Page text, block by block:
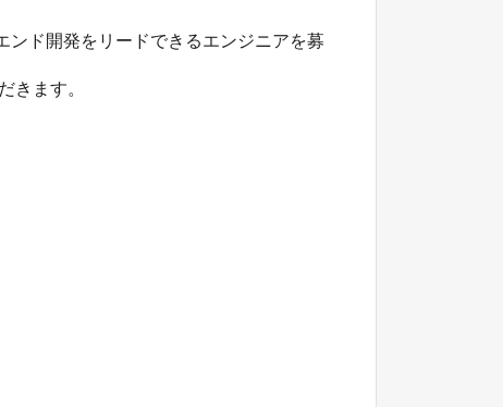
ド開発をリードできるエンジニアを募
ます。